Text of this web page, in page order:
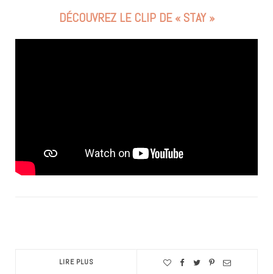
DÉCOUVREZ LE CLIP DE « STAY »
LIRE PLUS